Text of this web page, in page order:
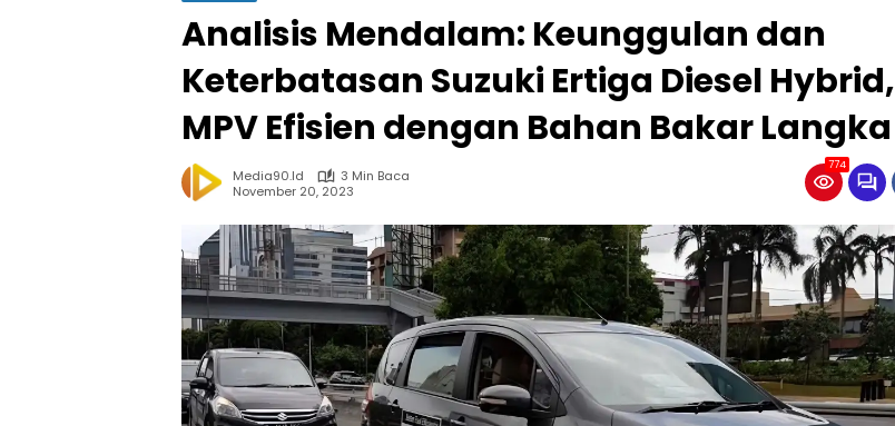
Analisis Mendalam: Keunggulan dan
Keterbatasan Suzuki Ertiga Diesel Hybrid,
MPV Efisien dengan Bahan Bakar Langka
Media90.id
3 Min Baca
November 20, 2023
774